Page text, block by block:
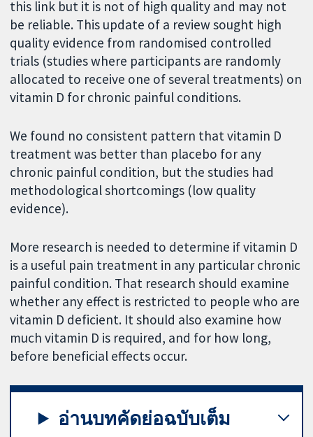
this link but it is not of high quality and may not
be reliable. This update of a review sought high
quality evidence from randomised controlled
trials (studies where participants are randomly
allocated to receive one of several treatments) on
vitamin D for chronic painful conditions.
We found no consistent pattern that vitamin D
treatment was better than placebo for any
chronic painful condition, but the studies had
methodological shortcomings (low quality
evidence).
More research is needed to determine if vitamin D
is a useful pain treatment in any particular chronic
painful condition. That research should examine
whether any effect is restricted to people who are
vitamin D deficient. It should also examine how
much vitamin D is required, and for how long,
before beneficial effects occur.
อ่านบทคัดย่อฉบับเต็ม